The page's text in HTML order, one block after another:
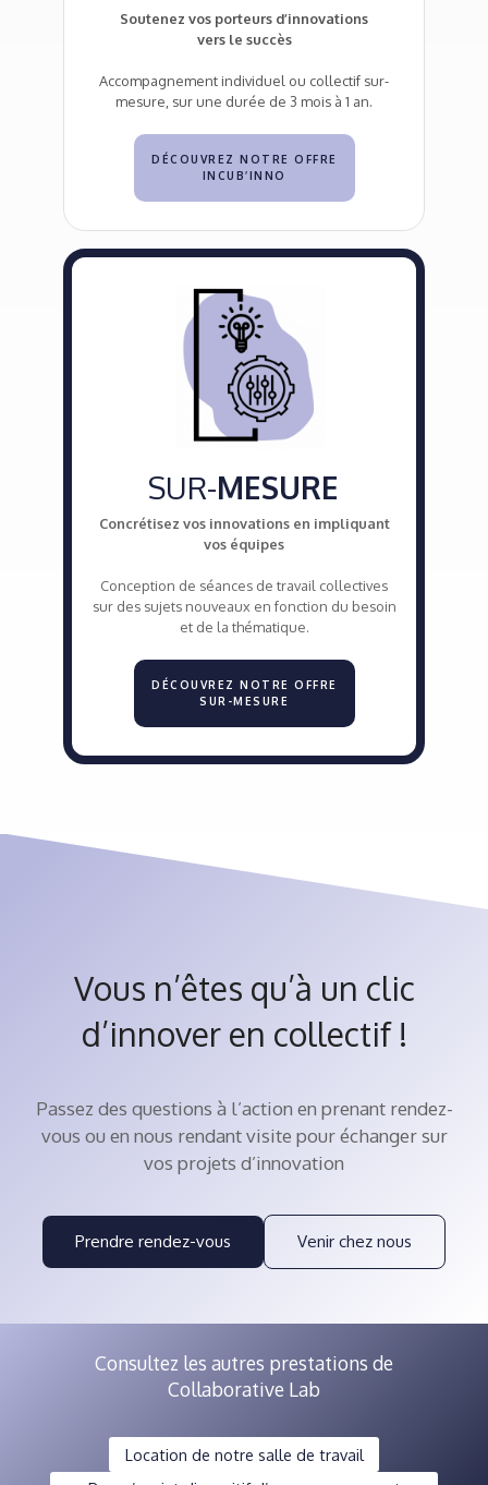
Soutenez vos porteurs d’innovations
vers le succès
Accompagnement individuel ou collectif sur-
mesure, sur une durée de 3 mois à 1 an.
DÉCOUVREZ NOTRE OFFRE
INCUB’INNO
SUR-MESURE
Concrétisez vos innovations en impliquant
vos équipes
Conception de séances de travail collectives
sur des sujets nouveaux en fonction du besoin
et de la thématique.
DÉCOUVREZ NOTRE OFFRE
SUR-MESURE
Vous n’êtes qu’à un clic
d’innover en collectif !
Passez des questions à l’action en prenant rendez-
vous ou en nous rendant visite pour échanger sur
vos projets d’innovation
Prendre rendez-vous Venir chez nous
Consultez les autres prestations de
Collaborative Lab
Location de notre salle de travail